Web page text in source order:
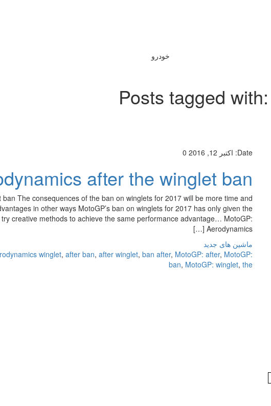
خودرو
Posts tagged with:
Date: اکتبر 12, 2016 0
after the winglet ban
The consequences of the ban on winglets for 2017 will be more time and
in other ways MotoGP’s ban on winglets for 2017 has only given the
creative methods to achieve the same performance advantage… MotoGP:
Aerodynamics […]
ماشین های جدید
winglet, after ban, after winglet, ban after, MotoGP: after, MotoGP:
ban, MotoGP: winglet, the